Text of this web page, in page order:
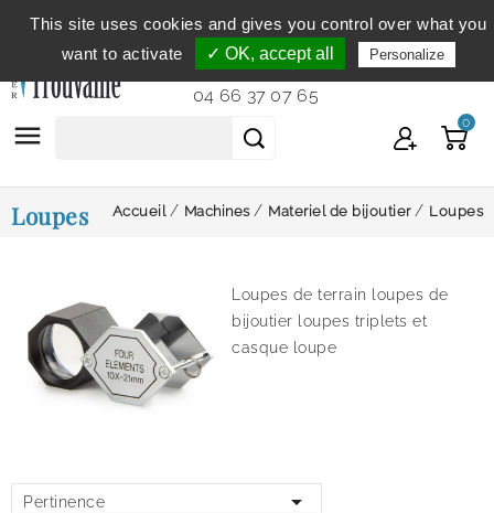
Service clientèle
du lundi au vendredi de 9h à 12h et
de 14h à 18h...
04 66 37 07 65
 0
Loupes Accueil Machines Materiel de bijoutier Loupes
Loupes de terrain loupes de
bijoutier loupes triplets et
casque loupe
Pertinence 
This site uses cookies and gives you control over what you
want to activate
✓ OK, accept all Personalize